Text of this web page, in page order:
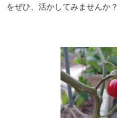
をぜひ、活かしてみませんか？